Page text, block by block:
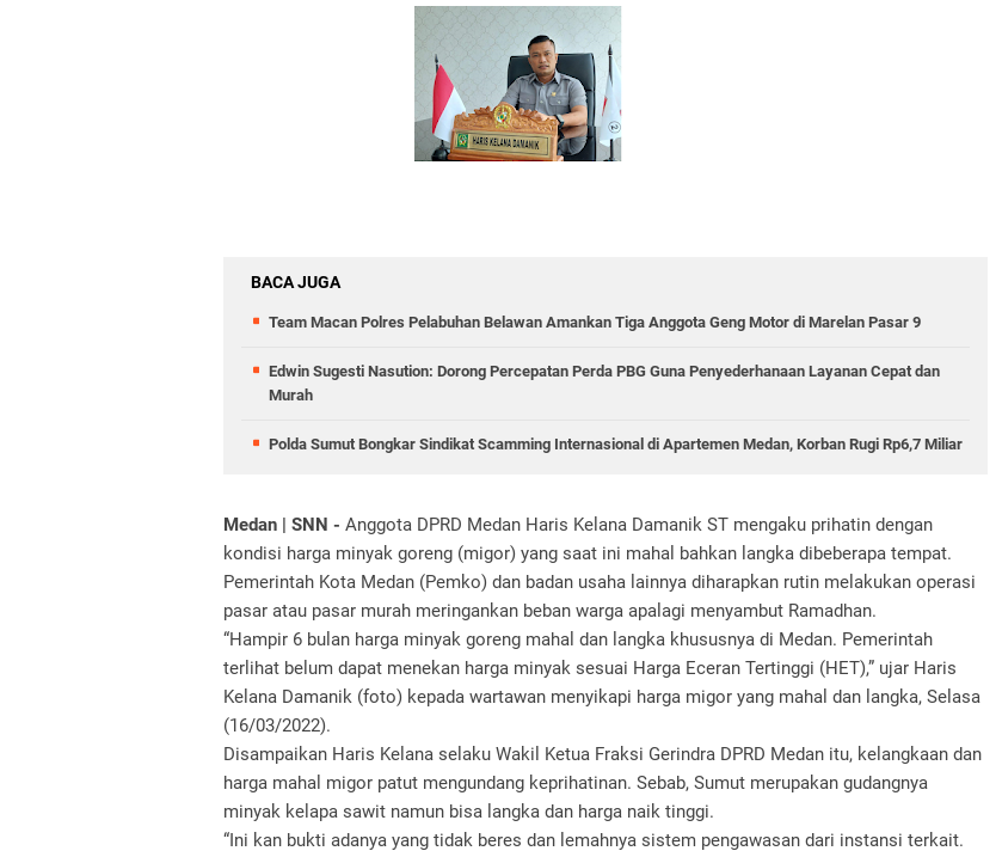
BACA JUGA
Team Macan Polres Pelabuhan Belawan Amankan Tiga Anggota Geng Motor di Marelan Pasar 9
Edwin Sugesti Nasution: Dorong Percepatan Perda PBG Guna Penyederhanaan Layanan Cepat dan
Murah
Polda Sumut Bongkar Sindikat Scamming Internasional di Apartemen Medan, Korban Rugi Rp6,7 Miliar
Medan | SNN - Anggota DPRD Medan Haris Kelana Damanik ST mengaku prihatin dengan
kondisi harga minyak goreng (migor) yang saat ini mahal bahkan langka dibeberapa tempat.
Pemerintah Kota Medan (Pemko) dan badan usaha lainnya diharapkan rutin melakukan operasi
pasar atau pasar murah meringankan beban warga apalagi menyambut Ramadhan.
“Hampir 6 bulan harga minyak goreng mahal dan langka khususnya di Medan. Pemerintah
terlihat belum dapat menekan harga minyak sesuai Harga Eceran Tertinggi (HET),” ujar Haris
Kelana Damanik (foto) kepada wartawan menyikapi harga migor yang mahal dan langka, Selasa
(16/03/2022).
Disampaikan Haris Kelana selaku Wakil Ketua Fraksi Gerindra DPRD Medan itu, kelangkaan dan
harga mahal migor patut mengundang keprihatinan. Sebab, Sumut merupakan gudangnya
minyak kelapa sawit namun bisa langka dan harga naik tinggi.
“Ini kan bukti adanya yang tidak beres dan lemahnya sistem pengawasan dari instansi terkait.